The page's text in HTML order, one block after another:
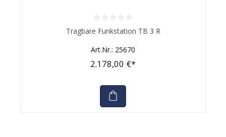
Durchschnittliche Bewertung von 0 von 5 Sternen
Tragbare Funkstation TB 3 R
Art.Nr.: 25670
2.178,00 €*